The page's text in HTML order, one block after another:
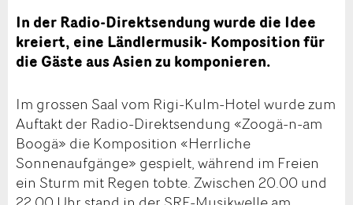
In der Radio-Direktsendung wurde die Idee
kreiert, eine Ländlermusik- Komposition für
die Gäste aus Asien zu komponieren.
Im grossen Saal vom Rigi-Kulm-Hotel wurde zum
Auftakt der Radio-Direktsendung «Zoogä-n-am
Boogä» die Komposition «Herrliche
Sonnenaufgänge» gespielt, während im Freien
ein Sturm mit Regen tobte. Zwischen 20.00 und